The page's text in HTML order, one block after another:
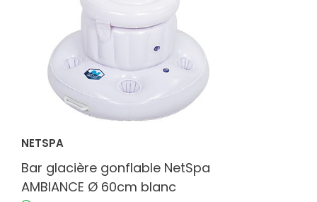
NETSPA
Bar glacière gonflable NetSpa
AMBIANCE Ø 60cm blanc